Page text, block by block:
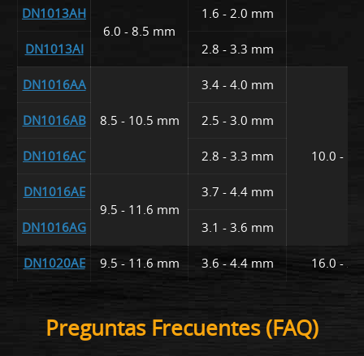
DN1013AH
6.0 - 8.5 mm
1.6 - 2.0 mm
DN1013AI 2.8 - 3.3 mm
DN1016AA
8.5 - 10.5 mm
3.4 - 4.0 mm
10.0 -
DN1016AB 2.5 - 3.0 mm
DN1016AC 2.8 - 3.3 mm
DN1016AE
9.5 - 11.6 mm
3.7 - 4.4 mm
DN1016AG 3.1 - 3.6 mm
DN1020AE 9.5 - 11.6 mm 3.6 - 4.4 mm 16.0 -
Preguntas Frecuentes (FAQ)